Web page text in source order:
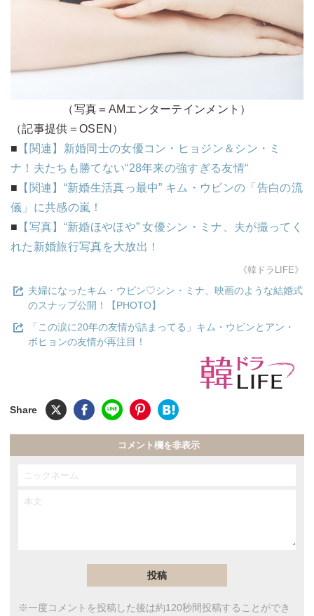
（写真＝AMエンターテインメント）
（記事提供＝OSEN）
■ 【関連】新婚同士の女優コン・ヒョジン＆シン・ミ
ナ！夫たちも勝てない“28年来の強すぎる友情“
■ 【関連】“新婚生活真っ最中” キム・ウビンの「告白の流
儀」に共感の嵐！
■ 【写真】“新婚ほやほや” 女優シン・ミナ、夫が撮ってく
れた新婚旅行写真を大放出！
《韓ドラLIFE》
夫婦になったキム・ウビン♡シン・ミナ、映画のような結婚式
のスナップ公開！【PHOTO】
「この涙に20年の友情が詰まってる」キム・ウビンとアン・
ボヒョンの友情が再注目！
コメント欄を非表示
※一度コメントを投稿した後は約120秒間投稿することができ